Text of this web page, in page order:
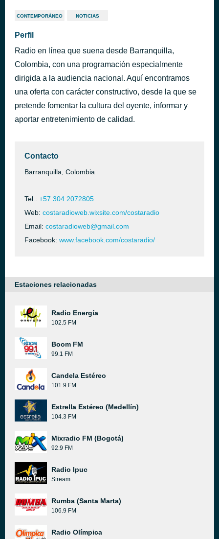
Quimbara
Deseándote
Frankie Ruiz
A Donde Iras
hace 6 horas
CONTEMPORÁNEO NOTICIAS
Perfil
Radio en línea que suena desde Barranquilla,
Colombia, con una programación especialmente
dirigida a la audiencia nacional. Aquí encontramos
una oferta con carácter constructivo, desde la que se
pretende fomentar la cultura del oyente, informar y
aportar entretenimiento de calidad.
Contacto
Barranquilla, Colombia
Tel.: +57 304 2072805
Web: costaradioweb.wixsite.com/costaradio
Email: costaradioweb@gmail.com
Facebook: www.facebook.com/costaradio/
Estaciones relacionadas
Radio Energía
102.5 FM
Boom FM
99.1 FM
Candela Estéreo
101.9 FM
Estrella Estéreo (Medellín)
104.3 FM
Mixradio FM (Bogotá)
92.9 FM
Radio Ipuc
Stream
Rumba (Santa Marta)
106.9 FM
Radio Olímpica